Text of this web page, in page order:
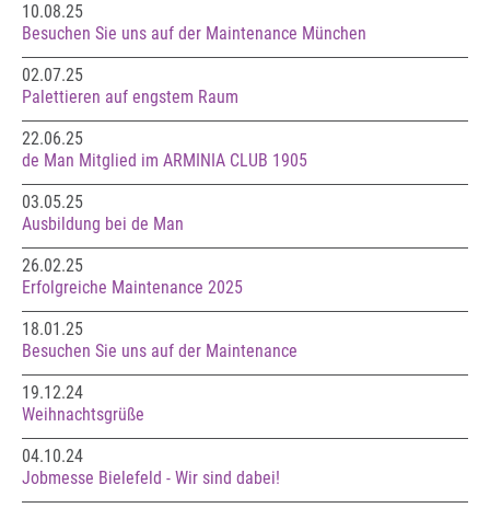
10.08.25
Besuchen Sie uns auf der Maintenance München
02.07.25
Palettieren auf engstem Raum
22.06.25
de Man Mitglied im ARMINIA CLUB 1905
03.05.25
Ausbildung bei de Man
26.02.25
Erfolgreiche Maintenance 2025
18.01.25
Besuchen Sie uns auf der Maintenance
19.12.24
Weihnachtsgrüße
04.10.24
Jobmesse Bielefeld - Wir sind dabei!